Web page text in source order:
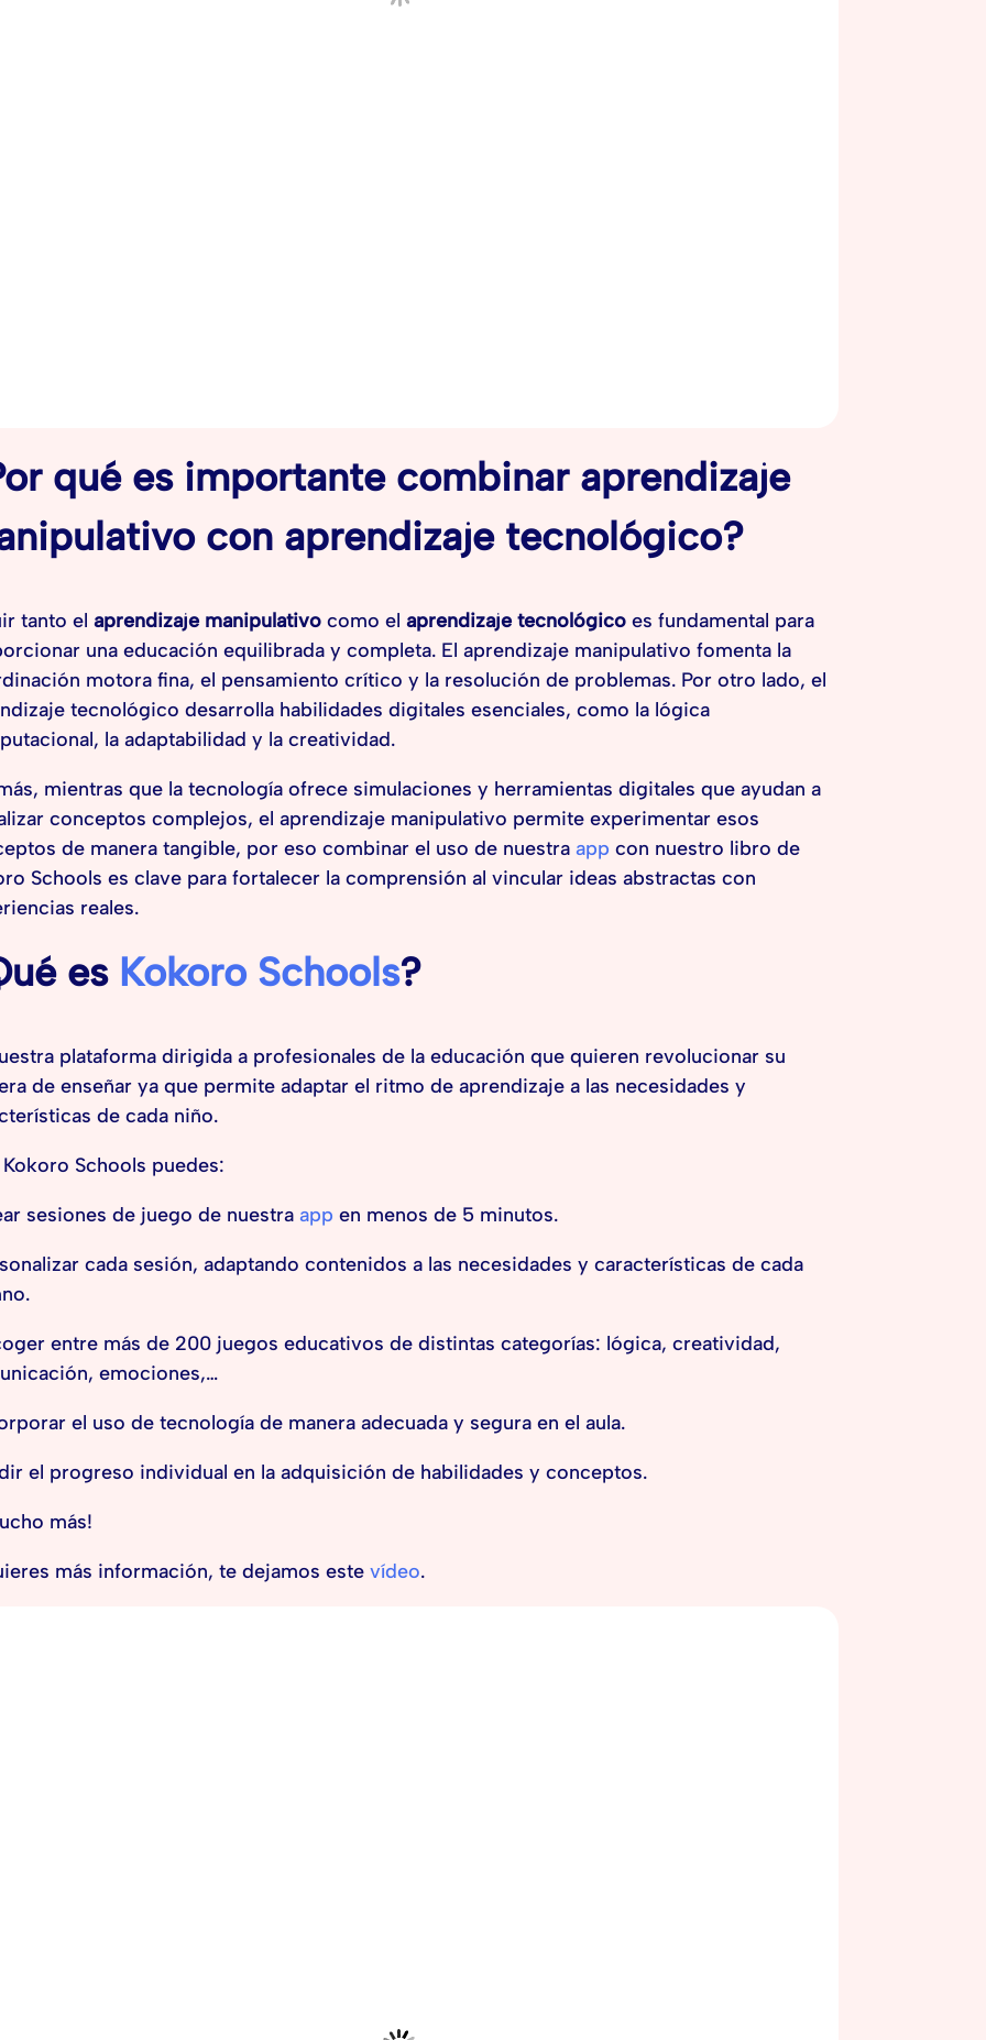
qué es importante combinar aprendizaje
con aprendizaje tecnológico?
tanto elaprendizaje manipulativo como elaprendizaje tecnológico es fundamental para
una educación equilibrada y completa. El aprendizaje manipulativo fomenta la
motora fina, el pensamiento crítico y la resolución de problemas. Por otro lado, el
tecnológico desarrolla habilidades digitales esenciales, como la lógica
la adaptabilidad y la creatividad.
mientras que la tecnología ofrece simulaciones y herramientas digitales que ayudan a
conceptos complejos, el aprendizaje manipulativo permite experimentar esos
de manera tangible, por eso combinar el uso de nuestraappcon nuestro libro de
Schools es clave para fortalecer la comprensión al vincular ideas abstractas con
reales.
es Kokoro Schools?
plataforma dirigida a profesionales de la educación que quieren revolucionar su
de enseñar ya que permite adaptar el ritmo de aprendizaje a las necesidades y
de cada niño.
Schools puedes:
sesiones de juego de nuestra appen menos de 5 minutos.
cada sesión, adaptando contenidos a las necesidades y características de cada
entre más de 200 juegos educativos de distintas categorías: lógica, creatividad,
emociones,…
el uso de tecnología de manera adecuada y segura en el aula.
el progreso individual en la adquisición de habilidades y conceptos.
más!
más información, te dejamos estevídeo.